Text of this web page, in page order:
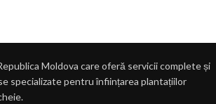
Moldova care oferă servicii complete și
specializate pentru înființarea plantațiilor